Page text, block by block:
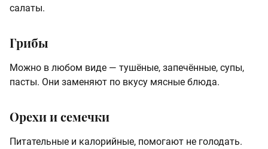
салаты.
Грибы
Можно в любом виде — тушёные, запечённые, супы,
пасты. Они заменяют по вкусу мясные блюда.
Орехи и семечки
Питательные и калорийные, помогают не голодать.